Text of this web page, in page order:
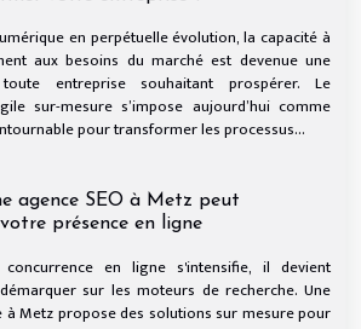
en perpétuelle évolution, la capacité à
aux besoins du marché est devenue une
entreprise souhaitant prospérer. Le
sur-mesure s’impose aujourd’hui comme
pour transformer les processus...
agence SEO à Metz peut
présence en ligne
en ligne s'intensifie, il devient
sur les moteurs de recherche. Une
à Metz propose des solutions sur mesure pour